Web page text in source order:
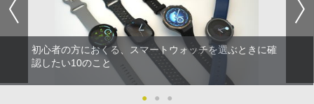
初心者の方におくる、スマートウォッチを選ぶときに確
認したい10のこと
● ● ●